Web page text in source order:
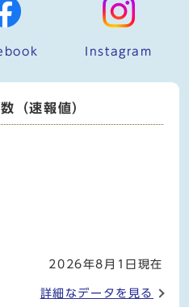
Instagram
（速報値）
2026年8月1日現在
詳細なデータを見る